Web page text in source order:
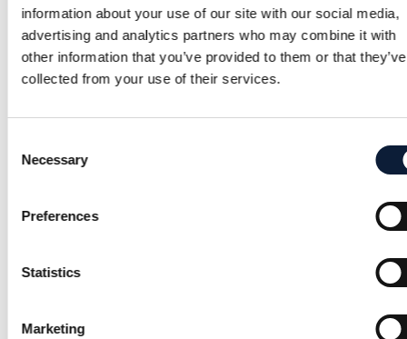
information about your use of our site with our social media,
advertising and analytics partners who may combine it with
other information that you’ve provided to them or that they’ve
collected from your use of their services.
Selection
Necessary
Preferences
Statistics
Marketing
viktminskning hittills.
Flera användare har också rapporterat att deras
hunger minskar avsevärt, vilket gör det lättare
att hålla sig till en kalorisnål kost och undvika
upplevt biverkningar som illamående, diarré och
och huvudvärk under de första veckorna av